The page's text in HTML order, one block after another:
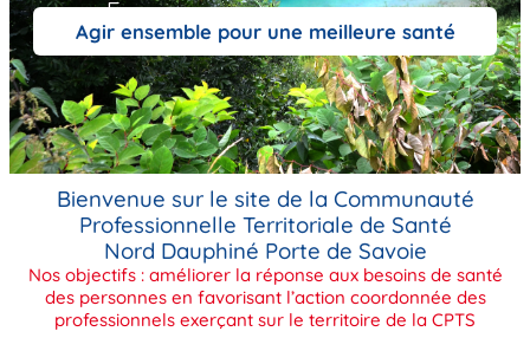
Agir ensemble pour une meilleure santé
Bienvenue sur le site de la Communauté
Professionnelle Territoriale de Santé
Nord Dauphiné Porte de Savoie
Nos objectifs : améliorer la réponse aux besoins de santé
des personnes en favorisant l’action coordonnée des
professionnels exerçant sur le territoire de la CPTS